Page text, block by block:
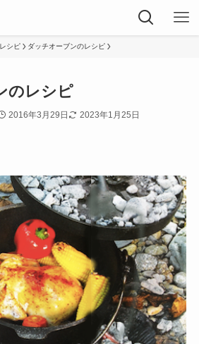
シピ ダッチオーブンのレシピ
のレシピ
2016年3月29日 2023年1月25日